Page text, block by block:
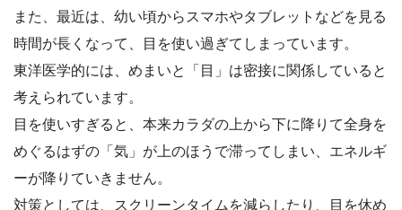
また、最近は、幼い頃からスマホやタブレットなどを見る
時間が長くなって、目を使い過ぎてしまっています。
東洋医学的には、めまいと「目」は密接に関係していると
考えられています。
目を使いすぎると、本来カラダの上から下に降りて全身を
めぐるはずの「気」が上のほうで滞ってしまい、エネルギ
ーが降りていきません。
対策としては、スクリーンタイムを減らしたり、目を休め